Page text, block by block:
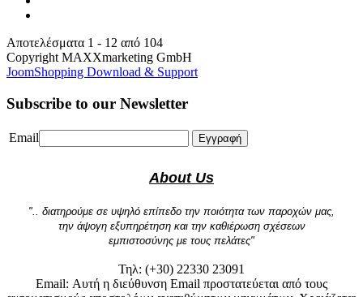
Αποτελέσματα 1 - 12 από 104
Copyright MAXXmarketing GmbH
JoomShopping Download & Support
Subscribe to our Newsletter
Email Εγγραφή
About Us
".. διατηρούμε σε υψηλό επίπεδο την ποιότητα των παροχών μας,
την άψογη εξυπηρέτηση και την καθιέρωση σχέσεων
εμπιστοσύνης με τους πελάτες"
Τηλ: (+30) 22330 23091
Email: Αυτή η διεύθυνση Email προστατεύεται από τους